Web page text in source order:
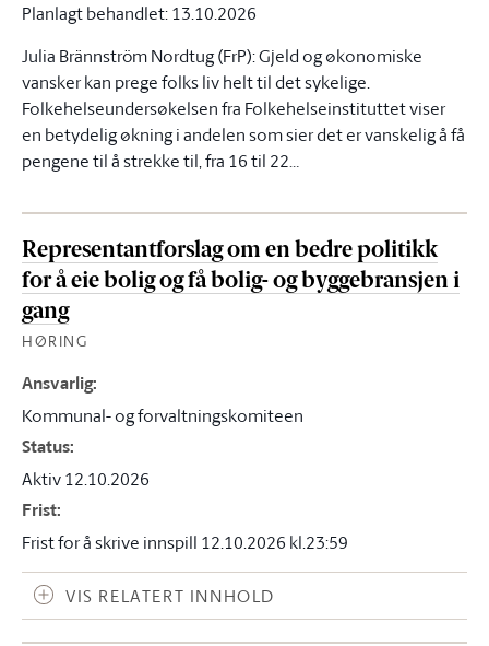
Planlagt behandlet: 13.10.2026
Julia Brännström Nordtug (FrP): Gjeld og økonomiske
vansker kan prege folks liv helt til det sykelige.
Folkehelseundersøkelsen fra Folkehelseinstituttet viser
en betydelig økning i andelen som sier det er vanskelig å få
pengene til å strekke til, fra 16 til 22…
Representantforslag om en bedre politikk
for å eie bolig og få bolig- og byggebransjen i
gang
HØRING
Ansvarlig:
Kommunal- og forvaltningskomiteen
Status:
Aktiv 12.10.2026
Frist:
Frist for å skrive innspill 12.10.2026 kl.23:59
VIS RELATERT INNHOLD